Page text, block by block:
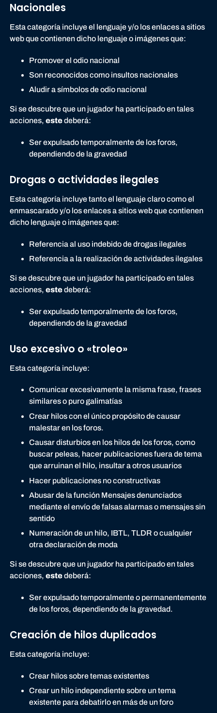
Nacionales
Esta categoría incluye el lenguaje y/o los enlaces a sitios
web que contienen dicho lenguaje o imágenes que:
Promover el odio nacional
Son reconocidos como insultos nacionales
Aludir a símbolos de odio nacional
Si se descubre que un jugador ha participado en tales
acciones, estedeberá:
Ser expulsado temporalmente de los foros,
dependiendo de la gravedad
Drogas o actividades ilegales
Esta categoría incluye tanto el lenguaje claro como el
enmascarado y/o los enlaces a sitios web que contienen
dicho lenguaje o imágenes que:
Referencia al uso indebido de drogas ilegales
Referencia a la realización de actividades ilegales
Si se descubre que un jugador ha participado en tales
acciones, estedeberá:
Ser expulsado temporalmente de los foros,
dependiendo de la gravedad
Uso excesivo o «troleo»
Esta categoría incluye:
Comunicar excesivamente la misma frase, frases
similares o puro galimatías
Crear hilos con el único propósito de causar
malestar en los foros.
Causar disturbios en los hilos de los foros, como
buscar peleas, hacer publicaciones fuera de tema
que arruinan el hilo, insultar a otros usuarios
Hacer publicaciones no constructivas
Abusar de la función Mensajes denunciados
mediante el envío de falsas alarmas o mensajes sin
sentido
Numeración de un hilo, IBTL, TLDR o cualquier
otra declaración de moda
Si se descubre que un jugador ha participado en tales
acciones, estedeberá:
Ser expulsado temporalmente o permanentemente
de los foros, dependiendo de la gravedad.
Creación de hilos duplicados
Esta categoría incluye:
Crear hilos sobre temas existentes
Crear un hilo independiente sobre un tema
existente para debatirlo en más de un foro